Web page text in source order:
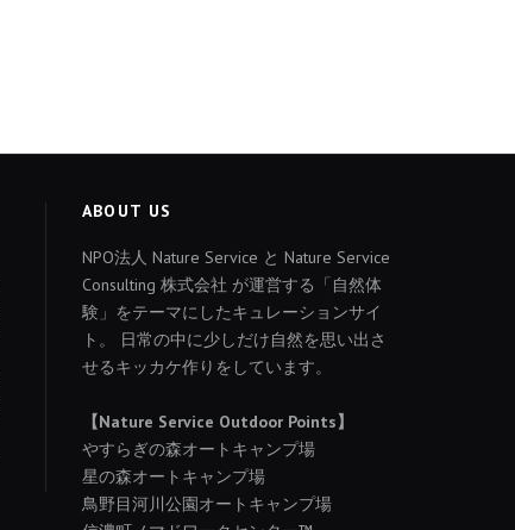
ABOUT US
NPO法人 Nature Service と Nature Service
Consulting 株式会社 が運営する「自然体
験」をテーマにしたキュレーションサイ
ト。 日常の中に少しだけ自然を思い出さ
せるキッカケ作りをしています。
【Nature Service Outdoor Points】
やすらぎの森オートキャンプ場
星の森オートキャンプ場
鳥野目河川公園オートキャンプ場